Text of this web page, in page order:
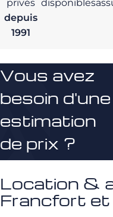
privés
depuis
1991
disponibles
Vous avez
besoin d'une
estimation
de prix ?
Location &
Francfort et